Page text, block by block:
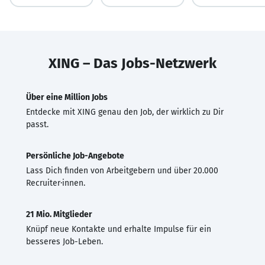
XING – Das Jobs-Netzwerk
Über eine Million Jobs
Entdecke mit XING genau den Job, der wirklich zu Dir
passt.
Persönliche Job-Angebote
Lass Dich finden von Arbeitgebern und über 20.000
Recruiter·innen.
21 Mio. Mitglieder
Knüpf neue Kontakte und erhalte Impulse für ein
besseres Job-Leben.